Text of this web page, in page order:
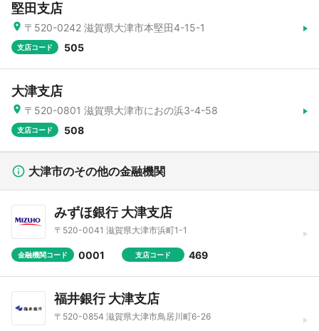
堅田支店
〒520-0242 滋賀県大津市本堅田4-15-1
支店コード 505
大津支店
〒520-0801 滋賀県大津市におの浜3-4-58
支店コード 508
大津市のその他の金融機関
みずほ銀行 大津支店
〒520-0041 滋賀県大津市浜町1-1
金融機関コード 0001 支店コード 469
福井銀行 大津支店
〒520-0854 滋賀県大津市鳥居川町6-26